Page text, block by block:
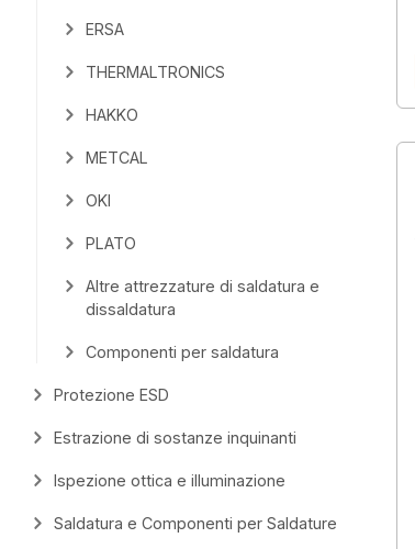
ERSA
THERMALTRONICS
HAKKO
METCAL
OKI
PLATO
Altre attrezzature di saldatura e
dissaldatura
Componenti per saldatura
Protezione ESD
Estrazione di sostanze inquinanti
Ispezione ottica e illuminazione
Saldatura e Componenti per Saldature